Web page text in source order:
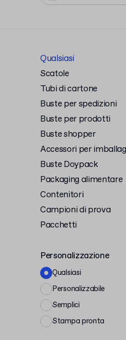
Qualsiasi
Scatole
Tubi di cartone
Buste per spedizioni
Buste per prodotti
Buste shopper
Accessori per
Buste Doypack
Packaging alimentare
Contenitori
Campioni di prova
Pacchetti
Personalizzazione
Qualsiasi
Personalizzabile
Semplici
Stampa pronta